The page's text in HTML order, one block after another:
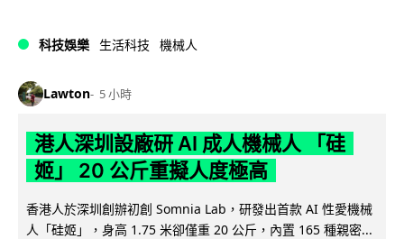
科技娛樂 生活科技 機械人
Lawton 5 小時
港人深圳設廠研 AI 成人機械人 「硅
姬」 20 公斤重擬人度極高
香港人於深圳創辦初創 Somnia Lab，研發出首款 AI 性愛機械
人「硅姬」，身高 1.75 米卻僅重 20 公斤，內置 165 種親密...